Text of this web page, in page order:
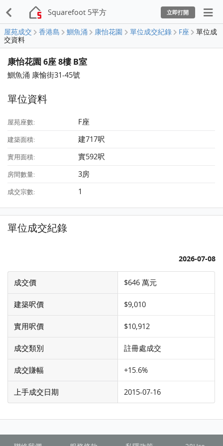
Squarefoot 5平方 立即打開
屋苑成交 香港島 鰂魚涌 康怡花園 單位成交紀錄 F座
單位成
交資料
康怡花園 6座 8樓 B室
鰂魚涌 康愉街31-45號
單位資料
屋苑座數: F座
建築面積: 建717呎
實用面積: 實592呎
房間數量: 3房
成交宗數: 1
單位成交紀錄
2026-07-08
成交價 $646 萬元
建築呎價 $9,010
實用呎價 $10,912
成交類別 註冊處成交
成交賺幅 +15.6%
上手成交日期 2015-07-16